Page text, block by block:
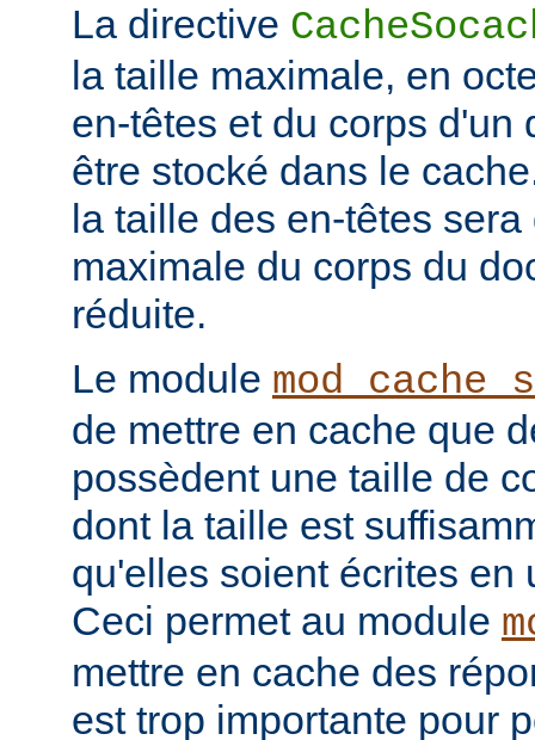
La directive
la taille maximale, en
en-têtes et du corps d'un
être stocké dans le
la taille des en-têtes
maximale du corps du
réduite.
Le module
de mettre en cache que
possèdent une taille de
dont la taille est
qu'elles soient écrites en
Ceci permet au module
mettre en cache des
est trop importante pour